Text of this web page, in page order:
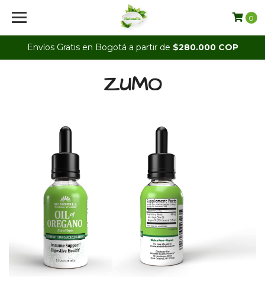
Envíos Gratis en Bogotá a partir de $280.000 COP
0
ZUMO